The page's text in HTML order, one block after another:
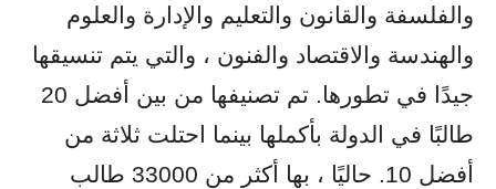
والفلسفة والقانون والتعليم والإدارة والعلوم
والهندسة والاقتصاد والفنون ، والتي يتم تنسيقها
جيدًا في تطورها. تم تصنيفها من بين أفضل 20
طالبًا في الدولة بأكملها بينما احتلت ثلاثة من
أفضل 10. حاليًا ، بها أكثر من 33000 طالب